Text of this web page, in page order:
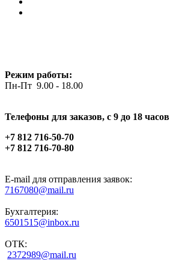
Режим работы:
Пн-Пт 9.00 - 18.00
Телефоны для заказов, c 9 до 18 часов
+7 812 716-50-70
+7 812 716-70-80
E-mail для отправления заявок:
7167080@mail.ru
Бухгалтерия:
6501515@inbox.ru
ОТК:
2372989@mail.ru